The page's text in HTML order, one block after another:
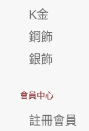
K金
鋼飾
銀飾
會員中心
註冊會員